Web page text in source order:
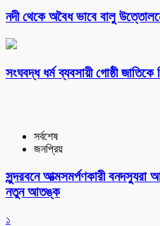
নদী থেকে অবৈধ ভাবে বালু
সংঘবদ্ধ ধর্ম ব্যবসায়ী গোষ্ঠী
সর্বশেষ
জনপ্রিয়
সুন্দরবনে আত্মসমর্পণকারী
নতুন আতঙ্ক
১